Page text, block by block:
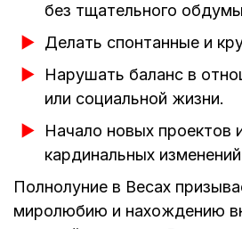
без тщательного
Делать спонтанные и
Нарушать баланс в
или социальной жизни.
Начало новых проектов
кардинальных
Полнолуние в Весах
миролюбию и нахождению